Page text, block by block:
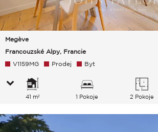
Megève
Francouzské Alpy, Francie
V1159MG Prodej Byt
41 m² 1 Pokoje 2 Pokoje